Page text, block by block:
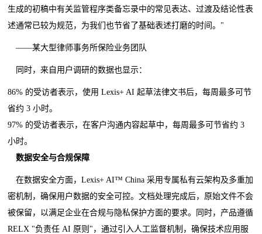
生成的初稿中有关监管程序类备忘录中的常见表达、过渡及结论性表
述通常已较为规范，为我们也节省了基础表述打磨的时间。"
——某大型律师事务所保险业务团队
同时，来自用户调研的数据也显示：
86% 的受访者表示，使用 Lexis+ AI 起草法律文书后，每周最多可节
省约 3 小时。
97% 的受访者表示，在客户沟通内容起草中，每周最多可节省约 3
小时。
数据安全与合规保障
在数据安全方面，Lexis+ AI™ China 采用专属私有云架构及多重加
密机制，确保用户数据的安全可控。文档处理完成后，原始文件不会
被保留，以满足企业在合规与隐私保护方面的要求。同时，产品遵循
RELX "负责任 AI 原则"，通过引入人工监督机制，确保技术应用服